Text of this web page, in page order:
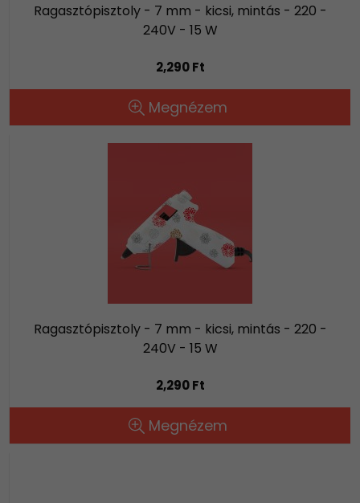
Ragasztópisztoly - 7 mm - kicsi, mintás - 220 -
240V - 15 W
2,290 Ft
Megnézem
Ragasztópisztoly - 7 mm - kicsi, mintás - 220 -
240V - 15 W
2,290 Ft
Megnézem